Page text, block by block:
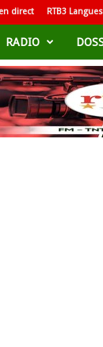
direct RTB3
RADIO